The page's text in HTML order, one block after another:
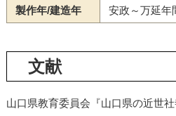
製作年/建造年 安政～万延年
文献
山口県教育委員会『山口県の近世